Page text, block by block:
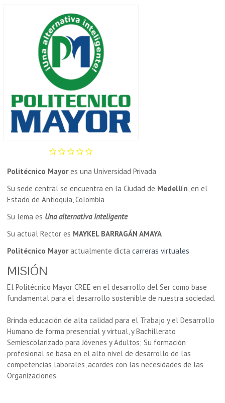
Politécnico Mayores una Universidad Privada
Su sede central se encuentra en la Ciudad de Medellín, en el
Estado de Antioquia, Colombia
Su lema es Una alternativa Inteligente
Su actual Rector es MAYKEL BARRAGÁN AMAYA
Politécnico Mayoractualmente dicta carreras virtuales
MISIÓN
El Politécnico Mayor CREE en el desarrollo del Ser como base
fundamental para el desarrollo sostenible de nuestra sociedad.
Brinda educación de alta calidad para el Trabajo y el Desarrollo
Humano de forma presencial y virtual, y Bachillerato
Semiescolarizado para Jóvenes y Adultos; Su formación
profesional se basa en el alto nivel de desarrollo de las
competencias laborales, acordes con las necesidades de las
Organizaciones.